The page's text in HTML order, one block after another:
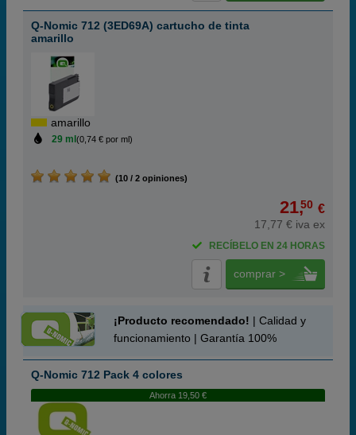
Q-Nomic 712 (3ED69A) cartucho de tinta
amarillo
amarillo
29 ml (0,74 € por ml)
(10 / 2 opiniones)
21,50 €
17,77 € iva ex
RECÍBELO EN 24 HORAS
comprar >
¡Producto recomendado! | Calidad y
funcionamiento | Garantía 100%
Q-Nomic 712 Pack 4 colores
Ahorra 19,50 €